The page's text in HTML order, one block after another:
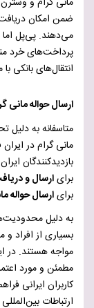
ضمن امکان
می‌دهند. پی‌پل
پرداخت‌های خرد
انتقال‌های بانکی با
ارسال حواله مانی
متاسفانه به
مانی گرام در
بازدیدکنندگان
برایارسال و
برایارسال حواله
به دلیل
بسیاری از افراد
مواجه هستند. در
مطمئن و مورد
کاربران ایرانی
ارتباطات